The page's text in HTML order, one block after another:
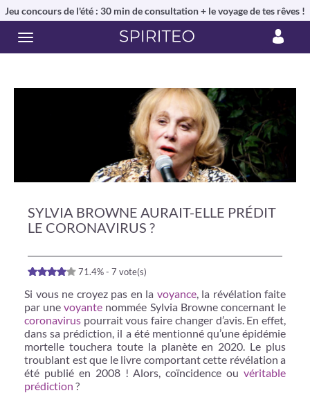
Jeu concours de l'été : 30 min de consultation + le voyage de tes rêves !
SYLVIA BROWNE AURAIT-ELLE PRÉDIT
LE CORONAVIRUS ?
71.4% - 7 vote(s)
Si vous ne croyez pas en la voyance, la révélation faite
par unevoyante nommée Sylvia Browne concernant le
coronavirus pourrait vous faire changer d’avis. En effet,
dans sa prédiction, il a été mentionné qu’une épidémie
mortelle touchera toute la planète en 2020. Le plus
troublant est que le livre comportant cette révélation a
été publié en 2008 ! Alors, coïncidence ou véritable
prédiction ?